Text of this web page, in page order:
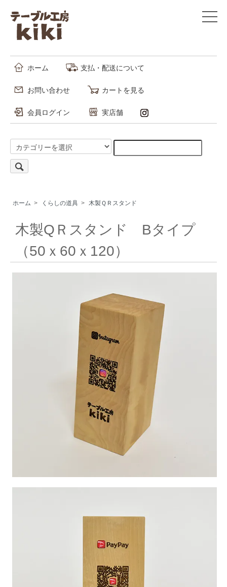
ホーム 支払・配送について
お問い合わせ カートを見る
会員ログイン 実店舗
ホーム > くらしの道具 > 木製ＱＲスタンド
木製QＲスタンド Bタイプ
（50ｘ60ｘ120）